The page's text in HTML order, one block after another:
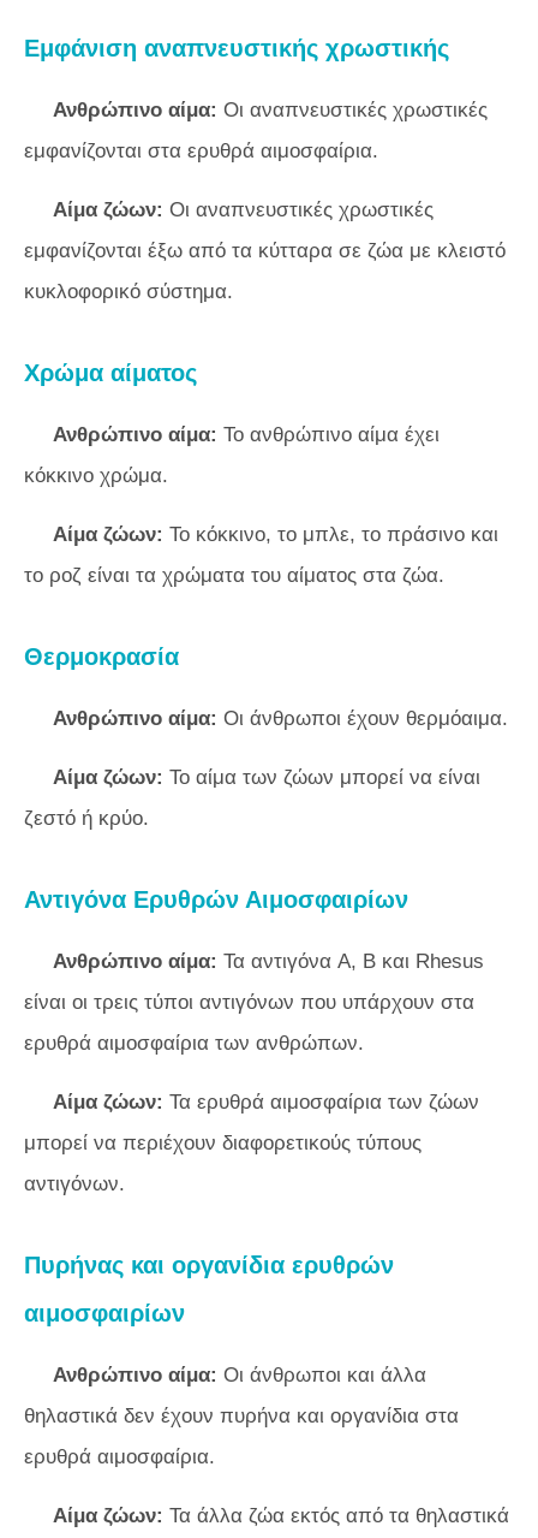
Εμφάνιση αναπνευστικής χρωστικής
Ανθρώπινο αίμα: Οι αναπνευστικές χρωστικές
εμφανίζονται στα ερυθρά αιμοσφαίρια.
Αίμα ζώων: Οι αναπνευστικές χρωστικές
εμφανίζονται έξω από τα κύτταρα σε ζώα με κλειστό
κυκλοφορικό σύστημα.
Χρώμα αίματος
Ανθρώπινο αίμα: Το ανθρώπινο αίμα έχει
κόκκινο χρώμα.
Αίμα ζώων: Το κόκκινο, το μπλε, το πράσινο και
το ροζ είναι τα χρώματα του αίματος στα ζώα.
Θερμοκρασία
Ανθρώπινο αίμα: Οι άνθρωποι έχουν θερμόαιμα.
Αίμα ζώων: Το αίμα των ζώων μπορεί να είναι
ζεστό ή κρύο.
Αντιγόνα Ερυθρών Αιμοσφαιρίων
Ανθρώπινο αίμα: Τα αντιγόνα A, B και Rhesus
είναι οι τρεις τύποι αντιγόνων που υπάρχουν στα
ερυθρά αιμοσφαίρια των ανθρώπων.
Αίμα ζώων: Τα ερυθρά αιμοσφαίρια των ζώων
μπορεί να περιέχουν διαφορετικούς τύπους
αντιγόνων.
Πυρήνας και οργανίδια ερυθρών
αιμοσφαιρίων
Ανθρώπινο αίμα: Οι άνθρωποι και άλλα
θηλαστικά δεν έχουν πυρήνα και οργανίδια στα
ερυθρά αιμοσφαίρια.
Αίμα ζώων: Τα άλλα ζώα εκτός από τα θηλαστικά